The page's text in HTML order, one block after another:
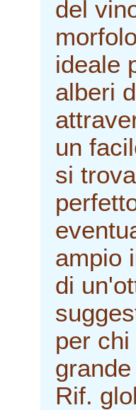
del
ideale
alberi
un
si
ampio
di
per
Rif.